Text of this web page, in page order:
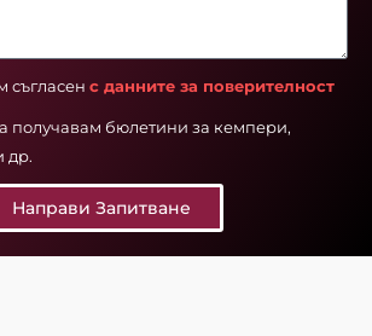
съгласен с данните за поверителност
получавам бюлетини за кемпери,
др.
Направи Запитване